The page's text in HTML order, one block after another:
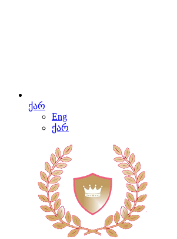
ქარ
Eng
ქარ